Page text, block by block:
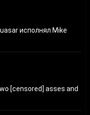
исполнял Mike
[censored] asses and